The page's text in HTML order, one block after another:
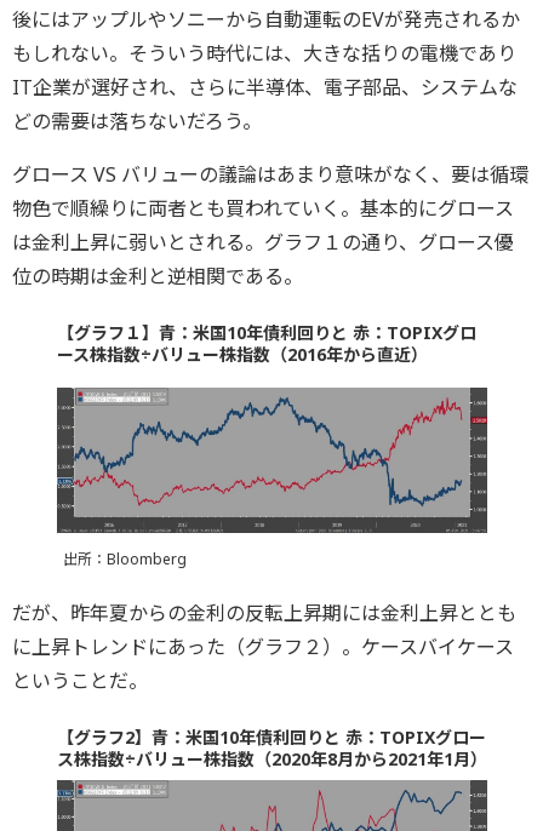
後にはアップルやソニーから自動運転のEVが発売されるか
もしれない。そういう時代には、大きな括りの電機であり
IT企業が選好され、さらに半導体、電子部品、システムな
どの需要は落ちないだろう。
グロース VS バリューの議論はあまり意味がなく、要は循環
物色で順繰りに両者とも買われていく。基本的にグロース
は金利上昇に弱いとされる。グラフ１の通り、グロース優
位の時期は金利と逆相関である。
【グラフ１】青：米国10年債利回りと 赤：TOPIXグロ
ース株指数÷バリュー株指数（2016年から直近）
出所：Bloomberg
だが、昨年夏からの金利の反転上昇期には金利上昇ととも
に上昇トレンドにあった（グラフ２）。ケースバイケース
ということだ。
【グラフ2】青：米国10年債利回りと 赤：TOPIXグロー
ス株指数÷バリュー株指数（2020年8月から2021年1月）